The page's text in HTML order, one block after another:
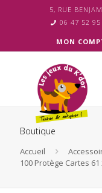
5, RUE
06 47 52 95
MON
Boutique
Accueil
100 Protège Cartes 61